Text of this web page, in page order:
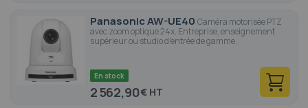
Panasonic AW-UE40 Caméra motorisée PTZ
avec zoom optique 24x. Entreprise, enseignement
supérieur ou studio d'entrée de gamme.
En stock
2 562,90€